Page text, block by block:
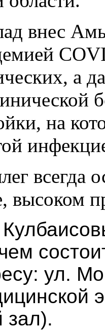
внес
а
на
всегда
высоком
ул.